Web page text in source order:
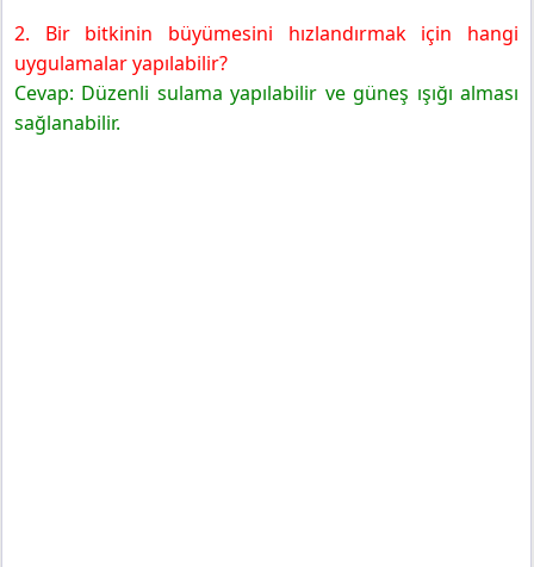
2. Bir bitkinin büyümesini hızlandırmak için hangi
uygulamalar yapılabilir?
Cevap: Düzenli sulama yapılabilir ve güneş ışığı alması
sağlanabilir.